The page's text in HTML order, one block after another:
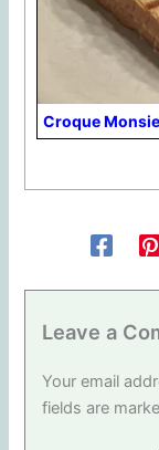
Croque
Leave a
Your email
fields are